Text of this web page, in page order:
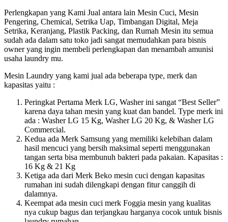
Perlengkapan yang Kami Jual antara lain Mesin Cuci, Mesin
Pengering, Chemical, Setrika Uap, Timbangan Digital, Meja
Setrika, Keranjang, Plastik Packing, dan Rumah Mesin itu semua
sudah ada dalam satu toko jadi sangat memudahkan para bisnis
owner yang ingin membeli perlengkapan dan menambah amunisi
usaha laundry mu.
Mesin Laundry yang kami jual ada beberapa type, merk dan
kapasitas yaitu :
Peringkat Pertama Merk LG, Washer ini sangat “Best Seller”
karena daya tahan mesin yang kuat dan bandel. Type merk ini
ada : Washer LG 15 Kg, Washer LG 20 Kg, & Washer LG
Commercial.
Kedua ada Merk Samsung yang memiliki kelebihan dalam
hasil mencuci yang bersih maksimal seperti menggunakan
tangan serta bisa membunuh bakteri pada pakaian. Kapasitas :
16 Kg & 21 Kg
Ketiga ada dari Merk Beko mesin cuci dengan kapasitas
rumahan ini sudah dilengkapi dengan fitur canggih di
dalamnya.
Keempat ada mesin cuci merk Foggia mesin yang kualitas
nya cukup bagus dan terjangkau harganya cocok untuk bisnis